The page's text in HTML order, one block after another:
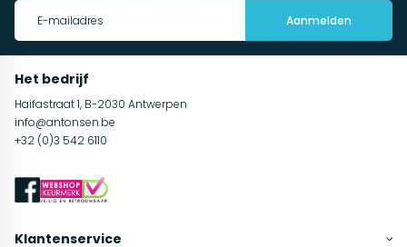
Aanmelden
Het bedrijf
Haifastraat 1, B-2030 Antwerpen
info@antonsen.be
+32 (0)3 542 6110
Klantenservice